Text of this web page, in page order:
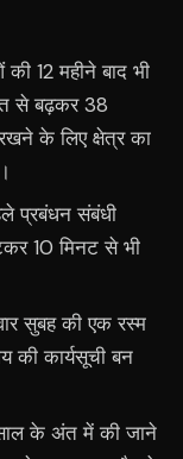
12 महीने बाद भी
से बढ़कर 38
के लिए क्षेत्र का
प्रबंधन संबंधी
10 मिनट से भी
सुबह की एक रस्म
की कार्यसूची बन
के अंत में की जाने